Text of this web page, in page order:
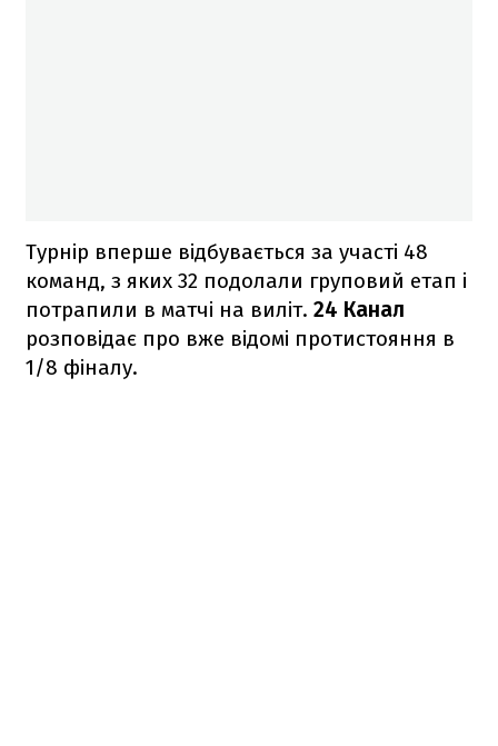
Турнір вперше відбувається за участі 48
команд, з яких 32 подолали груповий етап і
потрапили в матчі на виліт. 24 Канал
розповідає про вже відомі протистояння в
1/8 фіналу.